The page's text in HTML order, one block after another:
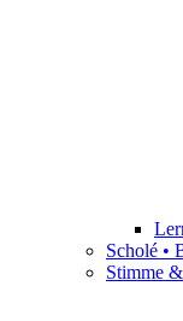
Scholé •
Stimme